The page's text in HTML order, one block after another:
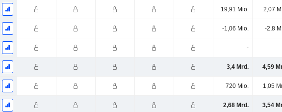
19,91 Mio. 2,07
-1,06 Mio. -2,8
-
3,4 Mrd. 4,59
720 Mio. 1,05
2,68 Mrd. 3,54